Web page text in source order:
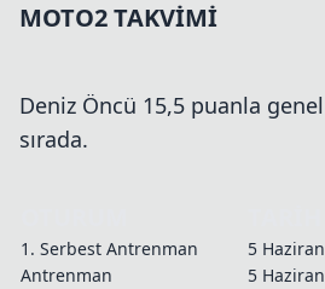
MOTO2 TAKVİMİ
Deniz Öncü 15,5 puanla
sırada.
1. Serbest Antrenman 5
Antrenman
5